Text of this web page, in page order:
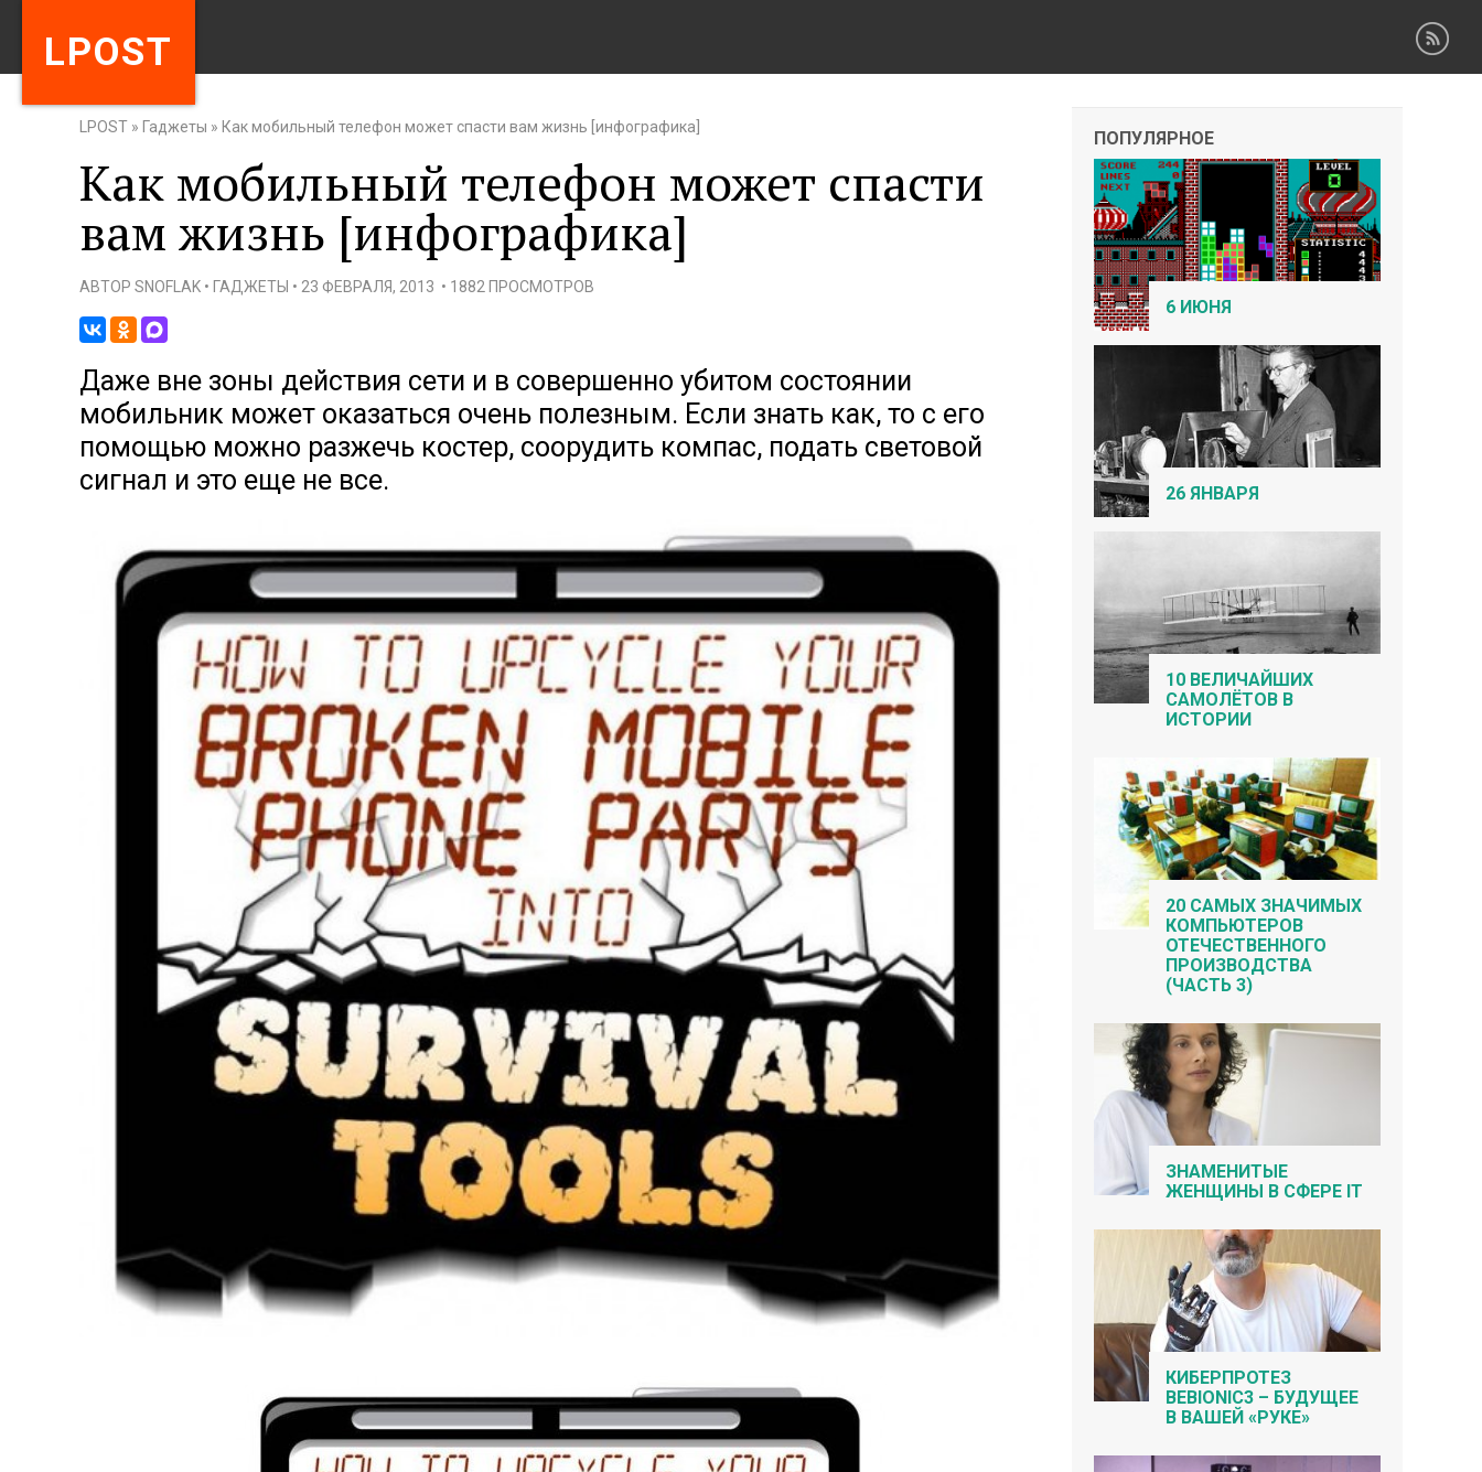
LPOST
LPOST » Гаджеты » Как мобильный телефон может спасти вам жизнь [инфографика]
Как мобильный телефон может спасти
вам жизнь [инфографика]
АВТОР SNOFLAK • ГАДЖЕТЫ • 23 ФЕВРАЛЯ, 2013 • 1882 ПРОСМОТРОВ
Даже вне зоны действия сети и в совершенно убитом состоянии
мобильник может оказаться очень полезным. Если знать как, то с его
помощью можно разжечь костер, соорудить компас, подать световой
сигнал и это еще не все.
ПОПУЛЯРНОЕ
6 ИЮНЯ
26 ЯНВАРЯ
10 ВЕЛИЧАЙШИХ
САМОЛЁТОВ В
ИСТОРИИ
20 САМЫХ ЗНАЧИМЫХ
КОМПЬЮТЕРОВ
ОТЕЧЕСТВЕННОГО
ПРОИЗВОДСТВА
(ЧАСТЬ 3)
ЗНАМЕНИТЫЕ
ЖЕНЩИНЫ В СФЕРЕ IT
КИБЕРПРОТЕЗ
BEBIONIC3 – БУДУЩЕЕ
В ВАШЕЙ «РУКЕ»